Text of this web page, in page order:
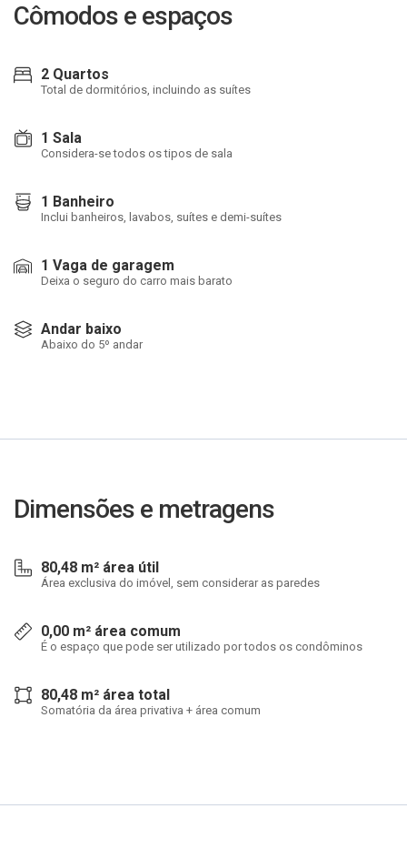
Cômodos e espaços
2 Quartos
Total de dormitórios, incluindo as suítes
1 Sala
Considera-se todos os tipos de sala
1 Banheiro
Inclui banheiros, lavabos, suítes e demi-suítes
1 Vaga de garagem
Deixa o seguro do carro mais barato
Andar baixo
Abaixo do 5º andar
Dimensões e metragens
80,48 m² área útil
Área exclusiva do imóvel, sem considerar as paredes
0,00 m² área comum
É o espaço que pode ser utilizado por todos os condôminos
80,48 m² área total
Somatória da área privativa + área comum